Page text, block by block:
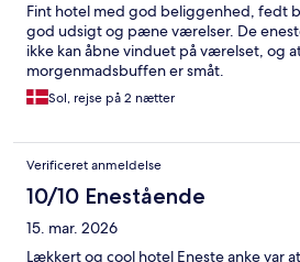
Fint hotel med god beliggenhed, fedt
god udsigt og pæne værelser. De
ikke kan åbne vinduet på værelset, og
morgenmadsbuffen er småt.
Sol, rejse på 2 nætter
Verificeret anmeldelse
10/10 Enestående
15. mar. 2026
Lækkert og cool hotel Eneste anke var